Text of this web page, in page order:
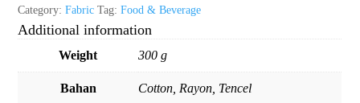
Category:Fabric Tag:Food & Beverage
Additional information
Weight 300 g
Bahan Cotton, Rayon, Tencel